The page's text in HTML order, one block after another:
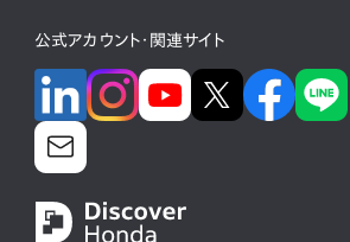
2025.8.22 HSR九州
「HSR九州」のプログラム一覧 を更新
2025.8.22
「新潟市産業振興センター」の
ました。
公式アカウント・関連サイト